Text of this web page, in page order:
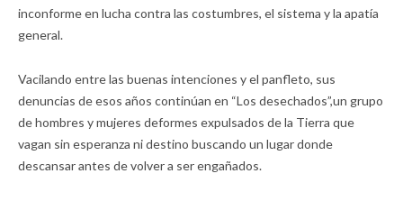
inconforme en lucha contra las costumbres, el sistema y la apatía
general.
Vacilando entre las buenas intenciones y el panfleto, sus
denuncias de esos años continúan en “Los desechados”,un grupo
de hombres y mujeres deformes expulsados de la Tierra que
vagan sin esperanza ni destino buscando un lugar donde
descansar antes de volver a ser engañados.